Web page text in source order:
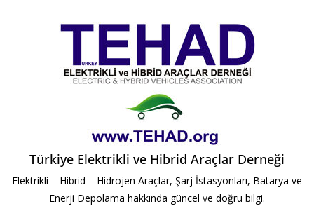
Türkiye Elektrikli ve Hibrid Araçlar Derneği
Elektrikli – Hibrid – Hidrojen Araçlar, Şarj İstasyonları, Batarya ve
Enerji Depolama hakkında güncel ve doğru bilgi.